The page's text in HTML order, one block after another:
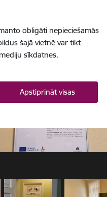
obligāti nepieciešamās
šajā vietnē var tikt
sīkdatnes.
Apstiprināt visas